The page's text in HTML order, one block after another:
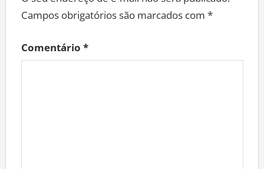
Campos obrigatórios são marcados com *
Comentário *